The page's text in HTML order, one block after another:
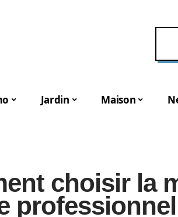
Jardin Maison
choisir la